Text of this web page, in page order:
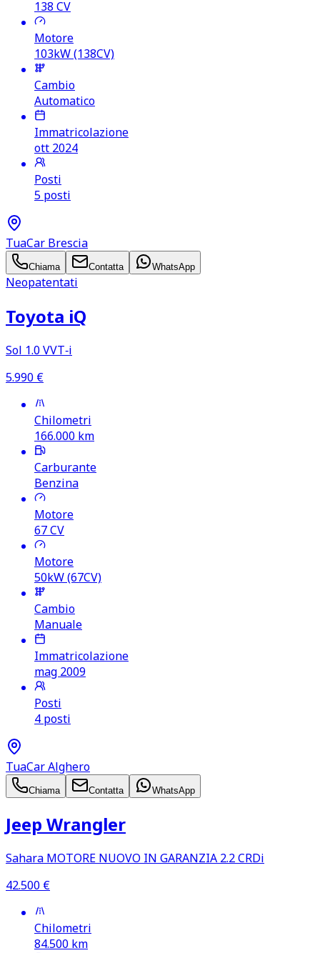
138 CV
Motore
103kW (138CV)
Cambio
Automatico
Immatricolazione
ott 2024
Posti
5 posti
TuaCar Brescia
Chiama Contatta WhatsApp
Neopatentati
Toyota iQ
Sol 1.0 VVT‑i
5.990 €
Chilometri
166.000 km
Carburante
Benzina
Motore
67CV
Motore
50kW (67CV)
Cambio
Manuale
Immatricolazione
mag 2009
Posti
4 posti
TuaCar Alghero
Chiama Contatta WhatsApp
Jeep Wrangler
Sahara MOTORE NUOVO IN GARANZIA 2.2 CRDi
42.500 €
Chilometri
84.500 km